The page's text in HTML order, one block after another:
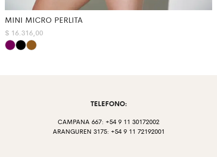
MINI MICRO PERLITA
$ 16.316,00
TELEFONO:
CAMPANA 667: +54 9 11 30172002
ARANGUREN 3175: +54 9 11 72192001